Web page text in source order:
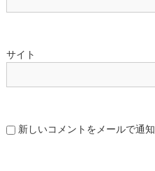
サイト
新しいコメントをメールで通知